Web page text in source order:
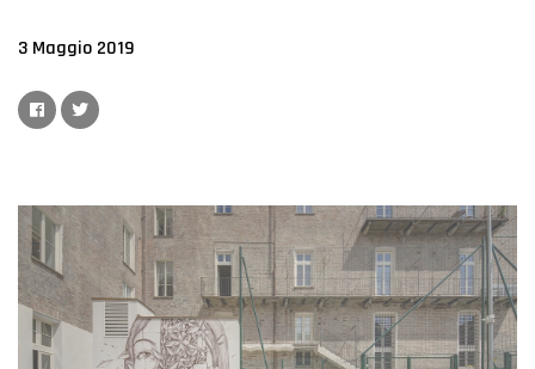
3 Maggio 2019